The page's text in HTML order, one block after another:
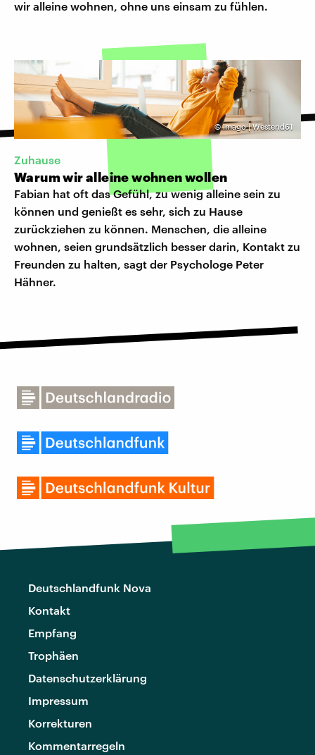
wir alleine wohnen, ohne uns einsam zu fühlen.
©imago | Westend61
Zuhause
Warum wir alleine wohnen wollen
Fabian hat oft das Gefühl, zu wenig alleine sein zu
können und genießt es sehr, sich zu Hause
zurückziehen zu können. Menschen, die alleine
wohnen, seien grundsätzlich besser darin, Kontakt zu
Freunden zu halten, sagt der Psychologe Peter
Hähner.
Deutschlandfunk Nova
Kontakt
Empfang
Trophäen
Datenschutzerklärung
Impressum
Korrekturen
Kommentarregeln